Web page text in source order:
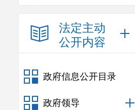
法定主动
公开内容
政府信息公开目录
政府领导